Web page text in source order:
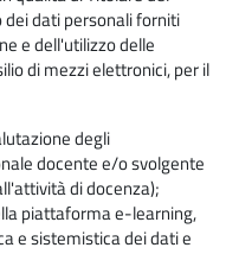
dati personali forniti
e dell'utilizzo delle
di mezzi elettronici, per il
degli
docente e/o svolgente
di docenza);
piattaforma e-learning,
e sistemistica dei dati e